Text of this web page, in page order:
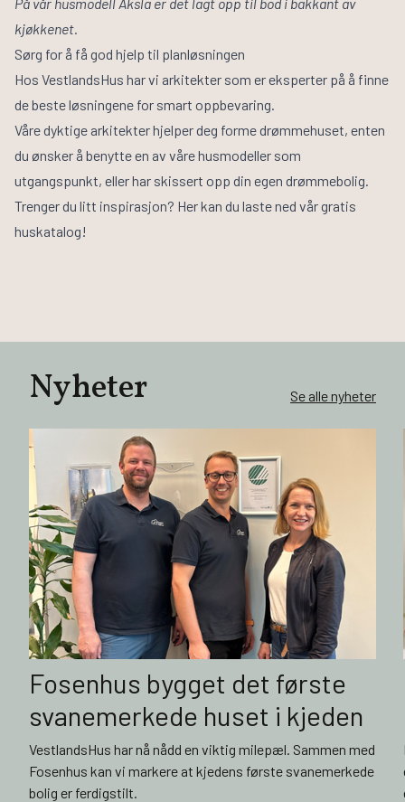
kjøkkenet.
Sørg for å få god hjelp til planløsningen
Hos VestlandsHus har vi arkitekter som er eksperter på å finne
de beste løsningene for smart oppbevaring.
Våre dyktige arkitekter hjelper deg forme drømmehuset, enten
du ønsker å benytte en av våre husmodeller som
utgangspunkt, eller har skissert opp din egen drømmebolig.
Trenger du litt inspirasjon? Her kan du laste ned vårgratis
huskatalog!
Nyheter Se alle nyheter
Fosenhus bygget det første
svanemerkede huset i kjeden
VestlandsHus har nå nådd en viktig milepæl. Sammen med
Fosenhus kan vi markere at kjedens første svanemerkede
bolig er ferdigstilt.